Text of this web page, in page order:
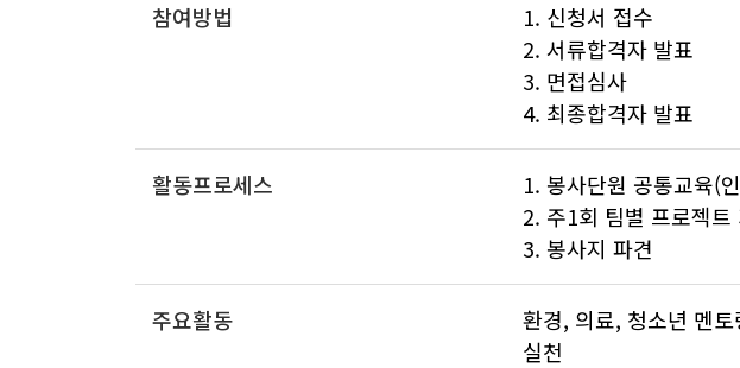
참여방법
1. 신청서 접수
2. 서류합격자 발표
3. 면접심사
4. 최종합격자 발표
활동프로세스
1. 봉사단원 공통교육(
2. 주1회 팀별 프로젝트
3. 봉사지 파견
주요활동
환경, 의료, 청소년 멘
실천